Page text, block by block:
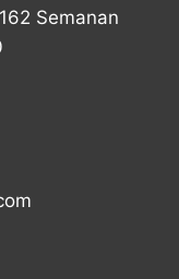
Semanan